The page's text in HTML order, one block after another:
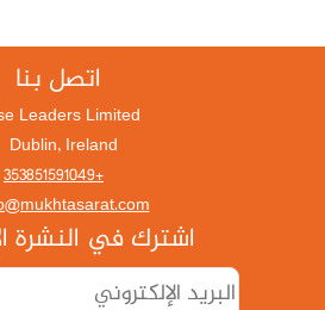
اتصل بنا
Leaders Limited
Dublin, Ireland
+353851591049
اشترك في النشرة